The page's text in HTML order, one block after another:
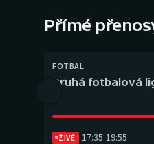
Přímé
FOTBAL
Druhá fotbalová
ŽIVĚ 17:35-19:55